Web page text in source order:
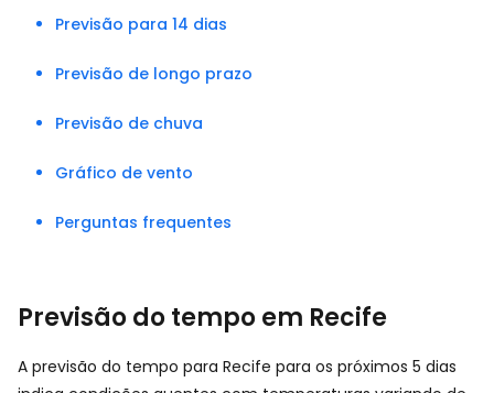
Previsão para 14 dias
Previsão de longo prazo
Previsão de chuva
Gráfico de vento
Perguntas frequentes
Previsão do tempo em Recife
A previsão do tempo para Recife para os próximos 5 dias